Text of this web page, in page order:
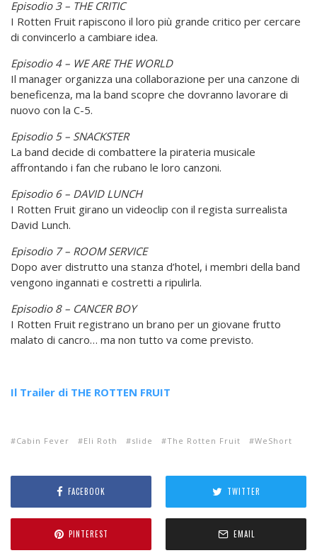
Episodio 3 – THE CRITIC
I Rotten Fruit rapiscono il loro più grande critico per cercare
di convincerlo a cambiare idea.
Episodio 4 – WE ARE THE WORLD
Il manager organizza una collaborazione per una canzone di
beneficenza, ma la band scopre che dovranno lavorare di
nuovo con la C-5.
Episodio 5 – SNACKSTER
La band decide di combattere la pirateria musicale
affrontando i fan che rubano le loro canzoni.
Episodio 6 – DAVID LUNCH
I Rotten Fruit girano un videoclip con il regista surrealista
David Lunch.
Episodio 7 – ROOM SERVICE
Dopo aver distrutto una stanza d’hotel, i membri della band
vengono ingannati e costretti a ripulirla.
Episodio 8 – CANCER BOY
I Rotten Fruit registrano un brano per un giovane frutto
malato di cancro… ma non tutto va come previsto.
Il Trailer di THE ROTTEN FRUIT
Cabin Fever Eli Roth slide The Rotten Fruit WeShort
FACEBOOK TWITTER
PINTEREST EMAIL